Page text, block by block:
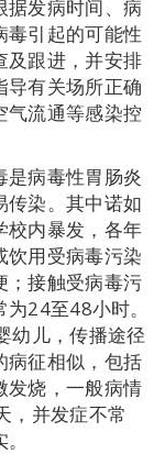
据发病时间、病
毒引起的可能性
及跟进，并安排
导有关场所正确
气流通等感染控
是病毒性胃肠炎
传染。其中诺如
校内暴发，各年
饮用受病毒污染
；接触受病毒污
24至48小时。
幼儿，传播途径
病征相似，包括
发烧，一般病情
，并发症不常